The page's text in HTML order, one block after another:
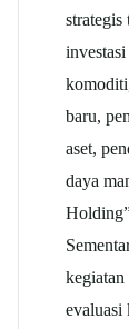
strategis
baru,
aset,
daya
kegiatan